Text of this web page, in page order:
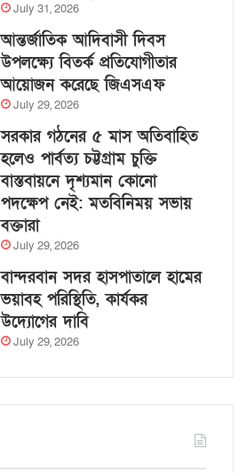
July 31, 2026
আন্তর্জাতিক আদিবাসী দিবস
উপলক্ষ্যে বিতর্ক প্রতিযোগীতার
আয়োজন করেছে জিএসএফ
July 29, 2026
সরকার গঠনের ৫ মাস অতিবাহিত
হলেও পার্বত্য চট্টগ্রাম চুক্তি
বাস্তবায়নে দৃশ্যমান কোনো
পদক্ষেপ নেই: মতবিনিময় সভায়
বক্তারা
July 29, 2026
বান্দরবান সদর হাসপাতালে হামের
ভয়াবহ পরিস্থিতি, কার্যকর
উদ্যোগের দাবি
July 29, 2026